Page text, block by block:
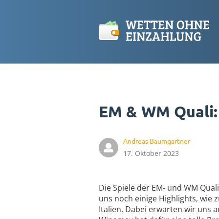
EM & WM
Andreas Baumgartner
17. Oktober 2023
Die Spiele der EM- und WM
uns noch einige Highlights, wie
Italien. Dabei erwarten wir uns